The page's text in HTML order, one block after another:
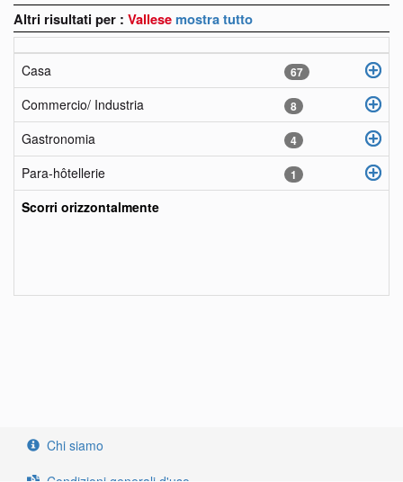
Altri risultati per : Vallesemostra tutto
Casa 67
Commercio/ Industria 8
Gastronomia 4
Para-hôtellerie 1
Scorri orizzontalmente
Chi siamo